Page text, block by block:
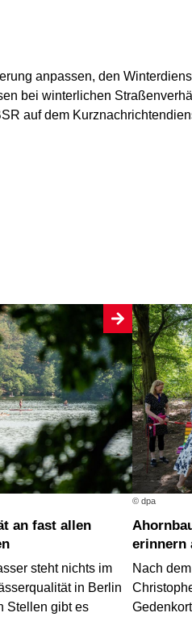
anpassen, den
bei winter­lichen
auf dem
steht nichts im
in Berlin
Stellen gibt es
© dpa
Ahornbaum und Regenbogenbank
erinnern
Nach